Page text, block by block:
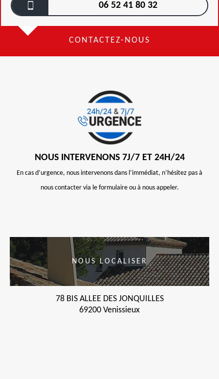
06 52 41 80 32
CONTACTEZ-NOUS
NOUS INTERVENONS 7J/7 ET 24H/24
En cas d’urgence, nous intervenons dans l’immédiat, n’hésitez pas à
nous contacter via le formulaire ou à nous appeler.
NOUS LOCALISER
78 BIS ALLEE DES JONQUILLES
69200 Venissieux